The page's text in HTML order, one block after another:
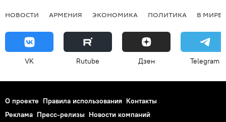
НОВОСТИ АРМЕНИЯ ЭКОНОМИКА ПОЛИТИКА В МИРЕ
VK Rutube Дзен Telegram
О проекте Правила использования Контакты
Реклама Пресс-релизы Новости компаний